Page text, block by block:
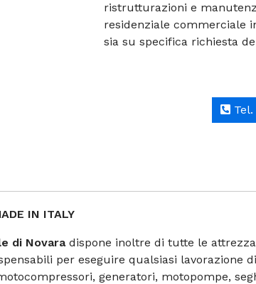
ristrutturazioni e
residenziale commerciale
sia su specifica richiesta
Tel.
IN ITALY
di Novaradispone inoltre di tutte le
per eseguire qualsiasi lavorazione
generatori, motopompe,